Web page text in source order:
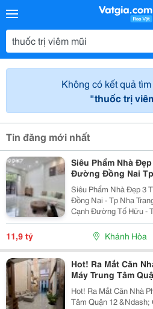
Không có kết quả
"thuốc trị
Tin đăng mới nhất
Siêu Phẩm Nhà
Đường Đồng Nai
Siêu Phẩm Nhà Đẹp 3
Đồng Nai - Tp Nha
Cạnh Đường Tố Hữu -
Thị. Nhà Mới Đẹp 3
Trúc Hiện Đại - Đầy Đủ
11,9 tỷ Khánh Hòa
Hot! Ra Mắt Căn
Máy Trung Tâm
Hot! Ra Mắt Căn Nhà
Tâm Quận 12